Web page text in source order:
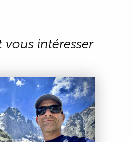
vous intéresser